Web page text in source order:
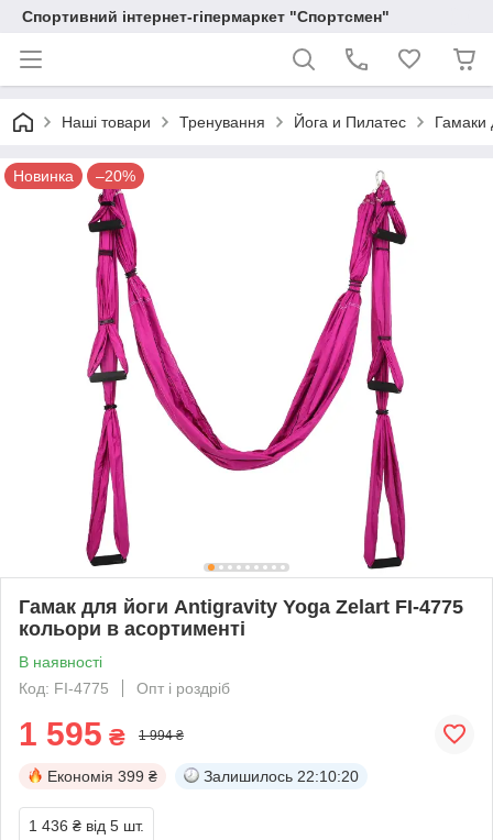
Спортивний інтернет-гіпермаркет "Спортсмен"
Наші товари Тренування Йога и Пилатес Гамаки
Новинка –20%
Гамак для йоги Antigravity Yoga Zelart FI-4775
кольори в асортименті
В наявності
Код: FI-4775
Опт і роздріб
1 595 ₴ 1 994 ₴
Економія 399 ₴ Залишилось 22:10:20
1 436 ₴ від 5 шт.